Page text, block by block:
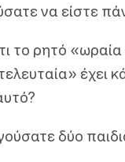
να είστε
το ρητό «ωραία
έχει
δύο